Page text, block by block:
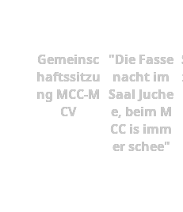
Gemeinsc
haftssitzu
ng MCC-M
CV
"Die Fasse
nacht im
Saal Juche
e, beim M
CC is imm
er schee"